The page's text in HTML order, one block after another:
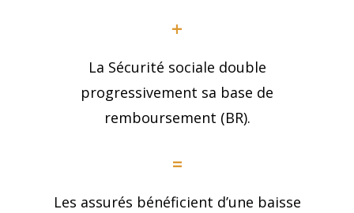
+
La Sécurité sociale double
progressivement sa base de
remboursement (BR).
=
Les assurés bénéficient d’une baisse